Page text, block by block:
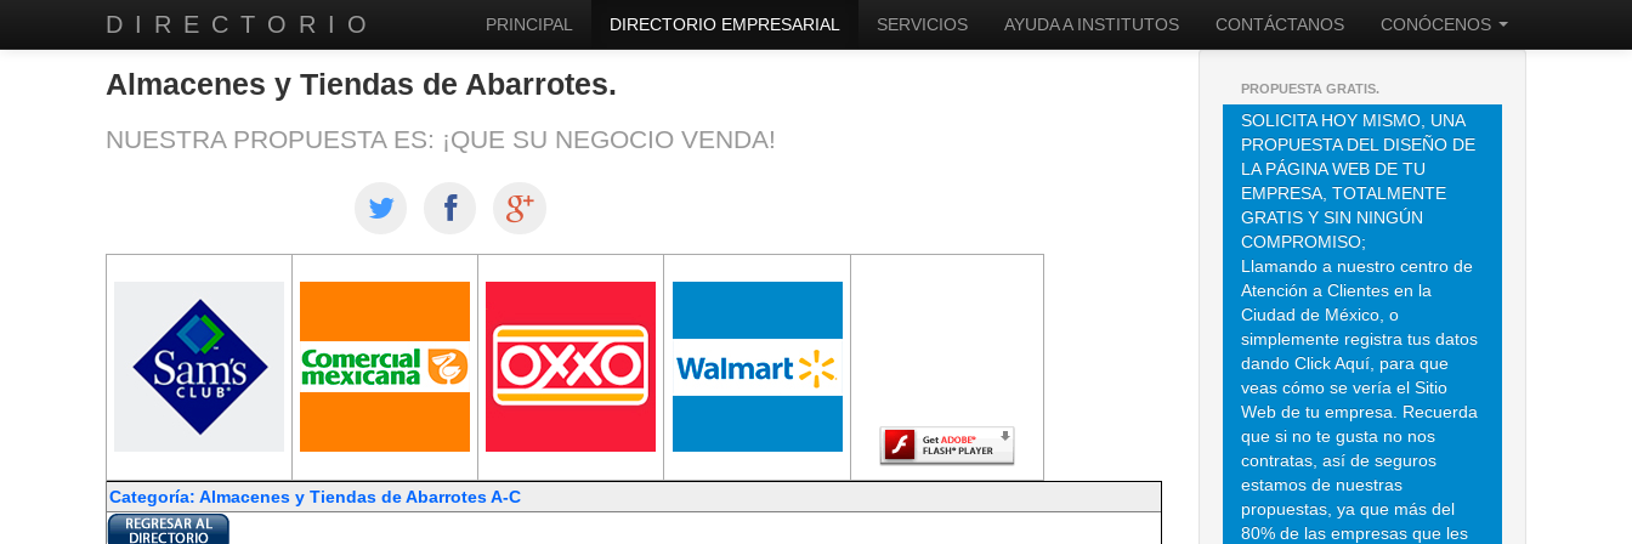
DIRECTORIO PRINCIPAL DIRECTORIO EMPRESARIAL SERVICIOS AYUDA A INSTITUTOS CONTÁCTANOS CONÓCENOS
Almacenes y Tiendas de Abarrotes.
NUESTRA PROPUESTA ES: ¡QUE SU NEGOCIO VENDA!
Categoría: Almacenes y Tiendas de Abarrotes A-C
PROPUESTA GRATIS.
SOLICITA HOY MISMO, UNA
PROPUESTA DEL DISEÑO DE
LA PÁGINA WEB DE TU
EMPRESA, TOTALMENTE
GRATIS Y SIN NINGÚN
COMPROMISO;
Llamando a nuestro centro de
Atención a Clientes en la
Ciudad de México, o
simplemente registra tus datos
dando Click Aquí, para que
veas cómo se vería el Sitio
Web de tu empresa. Recuerda
que si no te gusta no nos
contratas, así de seguros
estamos de nuestras
propuestas, ya que más del
80% de las empresas que les